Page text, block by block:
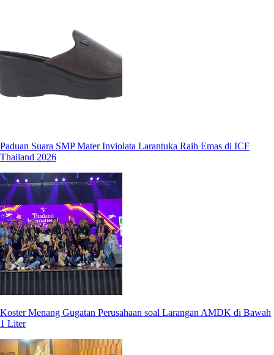
Paduan Suara SMP Mater Inviolata Larantuka Raih Emas di ICF
Thailand 2026
Koster Menang Gugatan Perusahaan soal Larangan AMDK di Bawah
1 Liter